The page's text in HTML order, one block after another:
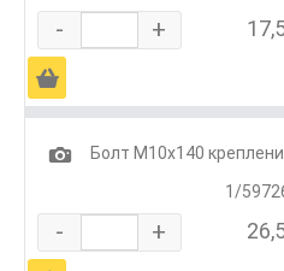
- +
Ä
1
Болт М10х140
1/
- +